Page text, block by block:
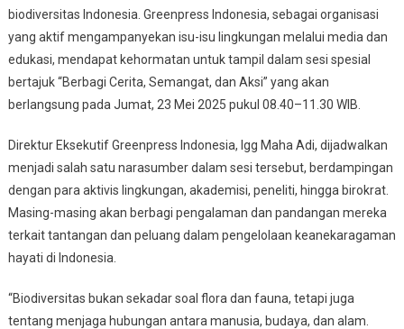
Hayati
biodiversitas Indonesia. Greenpress Indonesia, sebagai organisasi
yang aktif mengampanyekan isu-isu lingkungan melalui media dan
edukasi, mendapat kehormatan untuk tampil dalam sesi spesial
bertajuk “Berbagi Cerita, Semangat, dan Aksi” yang akan
berlangsung pada Jumat, 23 Mei 2025 pukul 08.40–11.30 WIB.
Direktur Eksekutif Greenpress Indonesia, Igg Maha Adi, dijadwalkan
menjadi salah satu narasumber dalam sesi tersebut, berdampingan
dengan para aktivis lingkungan, akademisi, peneliti, hingga birokrat.
Masing-masing akan berbagi pengalaman dan pandangan mereka
terkait tantangan dan peluang dalam pengelolaan keanekaragaman
hayati di Indonesia.
“Biodiversitas bukan sekadar soal flora dan fauna, tetapi juga
tentang menjaga hubungan antara manusia, budaya, dan alam.